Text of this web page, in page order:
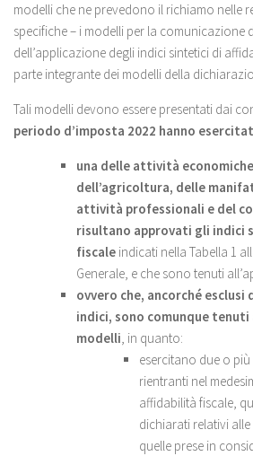
modelli che ne prevedono il richiamo nelle
specifiche – i modelli per la comunicazione
dell’applicazione degli indici sintetici di
parte integrante dei modelli della
Tali modelli devono essere presentati dai
periodo d’imposta 2022 hanno
una delle attività
dell’agricoltura, delle
attività professionali e del
risultano approvati gli indici
fiscale indicati nella Tabella 1
Generale, e che sono tenuti
ovvero che, ancorché esclusi
indici, sono comunque
modelli, in quanto:
esercitano due o
rientranti nel
affidabilità fiscale,
dichiarati relativi
quelle prese in